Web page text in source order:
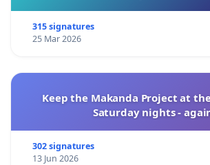
315 signatures
25 Mar 2026
Keep the Makanda Project at
Saturday nights -
302 signatures
13 Jun 2026